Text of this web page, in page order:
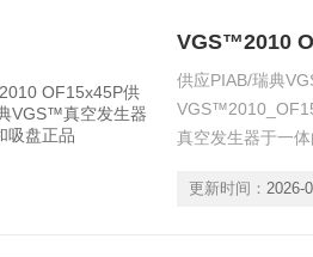
供应PIAB/瑞典
真空发生器于一
更多便利。
更新时间： 2026-